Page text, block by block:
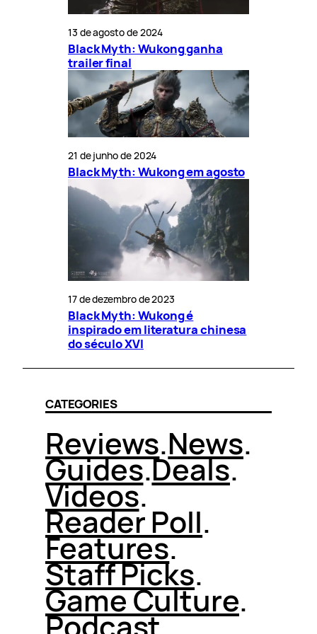
13 de agosto de 2024
Black Myth: Wukong ganha
trailer final
21 de junho de 2024
Black Myth: Wukong em agosto
17 de dezembro de 2023
Black Myth: Wukong é
inspirado em literatura chinesa
do século XVI
CATEGORIES
Reviews.News.
Guides.Deals.
Videos.
Reader Poll.
Features.
Staff Picks.
Game Culture.